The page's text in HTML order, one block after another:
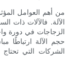
من أهم العوامل
الآلة. فالآلات ذات
الزجاجات في دورة
حجم الآلة ارتباطًا
الشركات التي